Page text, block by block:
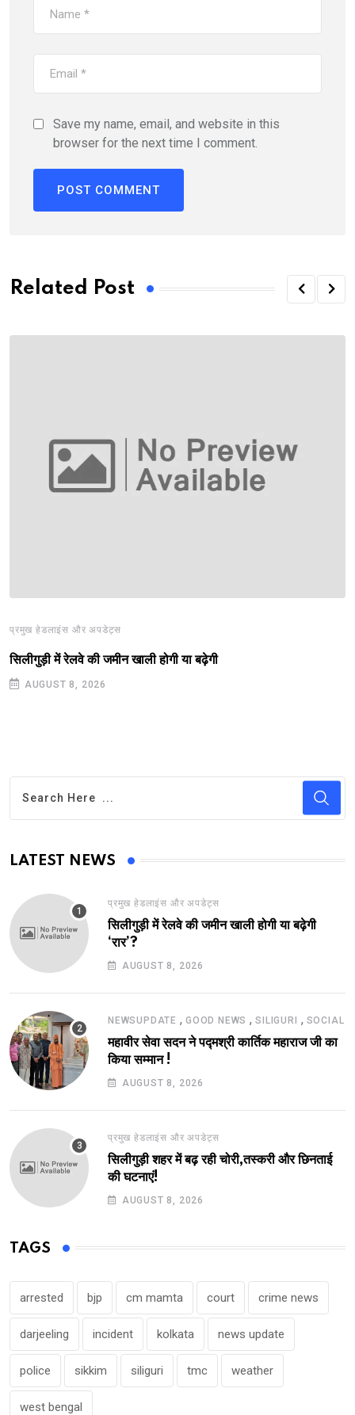
Save my name, email, and website in this
browser for the next time I comment.
Related Post
प्रमुख हेडलाइंस और अपडेट्स
सिलीगुड़ी में रेलवे की जमीन खाली होगी या बढ़ेगी
AUGUST 8, 2026
LATEST NEWS
प्रमुख हेडलाइंस और अपडेट्स
सिलीगुड़ी में रेलवे की जमीन खाली होगी या बढ़ेगी
‘रार’?
AUGUST 8, 2026
NEWSUPDATE , GOOD NEWS ,SILIGURI , SOCIAL
महावीर सेवा सदन ने पद्मश्री कार्तिक महाराज जी का
किया सम्मान !
AUGUST 8, 2026
प्रमुख हेडलाइंस और अपडेट्स
सिलीगुड़ी शहर में बढ़ रही चोरी,तस्करी और छिनताई
की घटनाएं!
AUGUST 8, 2026
TAGS
arrested bjp cm mamta court crime news
darjeeling incident kolkata news update
police sikkim siliguri tmc weather
west bengal